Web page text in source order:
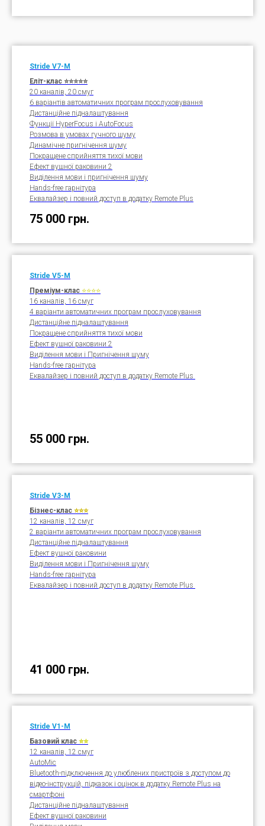
Stride V7-M
Еліт-клас ⭐⭐⭐⭐⭐
20 каналів, 20 смуг
6 варіантів автоматичних програм прослуховування
Дистанційне підналаштування
Функції HyperFocus і AutoFocus
Розмова в умовах гучного шуму
Динамічне пригнічення шуму
Покращене сприйняття тихої мови
Ефект вушної раковини 2
Виділення мови і пригнічення шуму
Hands-free гарнітура
Еквалайзер і повний доступ в додатку Remote Plus
75 000 грн.
Stride V5-M
Преміум-клас ⭐⭐⭐⭐
16 каналів, 16 смуг
4 варіанти автоматичних програм прослуховування
Дистанційне підналаштування
Покращене сприйняття тихої мови
Ефект вушної раковини 2
Виділення мови і Пригнічення шуму
Hands-free гарнітура
Еквалайзер і повний доступ в додатку Remote Plus
55 000 грн.
Stride V3-M
Бізнес-клас ⭐⭐⭐
12 каналів, 12 смуг
2 варіанти автоматичних програм прослуховування
Дистанційне підналаштування
Ефект вушної раковини
Виділення мови і Пригнічення шуму
Hands-free гарнітура
Еквалайзер і повний доступ в додатку Remote Plus
41 000 грн.
Stride V1-M
Базовий клас ⭐⭐
12 каналів, 12 смуг
AutoMic
Bluetooth-підключення до улюблених пристроїв з доступом до
відео-інструкцій, підказок і оцінок в додатку Remote Plus на
смартфоні
Дистанційне підналаштування
Ефект вушної раковини